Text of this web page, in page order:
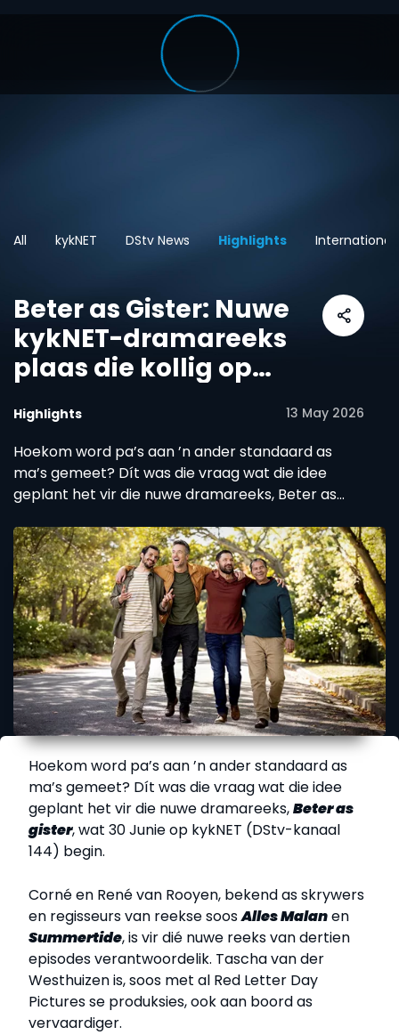
All kykNET DStv News Highlights International
Beter as Gister: Nuwe
kykNET-dramareeks
plaas die kollig op
Highlights 13 May 2026
Hoekom word pa’s aan ’n ander standaard as
ma’s gemeet? Dít was die vraag wat die idee
geplant het vir die nuwe dramareeks, Beter as
Hoekom word pa’s aan ’n ander standaard as
ma’s gemeet? Dít was die vraag wat die idee
geplant het vir die nuwe dramareeks,Beter as
gister, wat 30 Junie op kykNET (DStv-kanaal
144) begin.
Corné en René van Rooyen, bekend as skrywers
en regisseurs van reekse soosAlles Malanen
Summertide, is vir dié nuwe reeks van dertien
episodes verantwoordelik. Tascha van der
Westhuizen is, soos met al Red Letter Day
Pictures se produksies, ook aan boord as
vervaardiger.